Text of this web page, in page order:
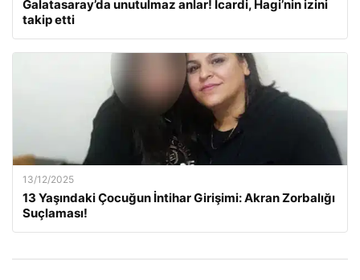
Galatasaray’da unutulmaz anlar! Icardi, Hagi’nin izini
takip etti
13/12/2025
13 Yaşındaki Çocuğun İntihar Girişimi: Akran Zorbalığı
Suçlaması!